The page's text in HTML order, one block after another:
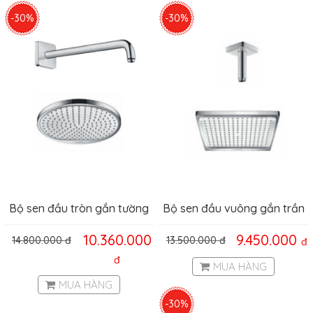
Bộ sen đầu tròn gắn tường
589.52.67710.360.000
đ
14.800.000đ
-30%
MUA HÀNG
Bộ sen đầu vuông gắn trần
Hafele 589.52.676
9.450.000 đ
13.500.000đ
-30%
MUA HÀNG
-30%